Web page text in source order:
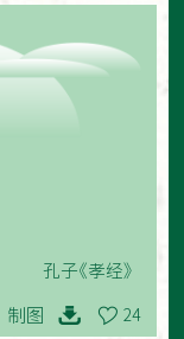
孔子《孝经》
制图 24